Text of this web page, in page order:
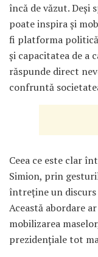
încă de văzut.
poate inspira și
fi platforma politică
și capacitatea de a
răspunde direct
confruntă
Ceea ce este clar
Simion, prin
întreține un
Această abordare
mobilizarea
prezidențiale tot